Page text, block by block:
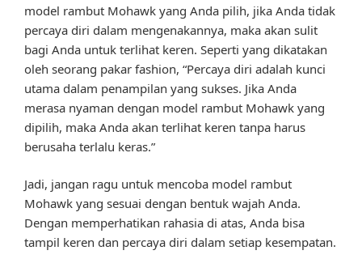
model rambut Mohawk yang Anda pilih, jika Anda tidak
percaya diri dalam mengenakannya, maka akan sulit
bagi Anda untuk terlihat keren. Seperti yang dikatakan
oleh seorang pakar fashion, “Percaya diri adalah kunci
utama dalam penampilan yang sukses. Jika Anda
merasa nyaman dengan model rambut Mohawk yang
dipilih, maka Anda akan terlihat keren tanpa harus
berusaha terlalu keras.”
Jadi, jangan ragu untuk mencoba model rambut
Mohawk yang sesuai dengan bentuk wajah Anda.
Dengan memperhatikan rahasia di atas, Anda bisa
tampil keren dan percaya diri dalam setiap kesempatan.